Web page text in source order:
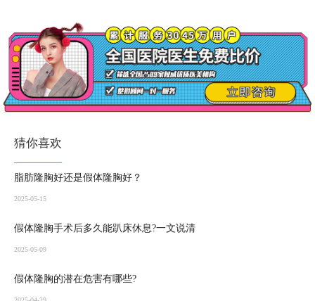
猜你喜欢
脂肪隆胸好还是假体隆胸好？
2025-05-15
假体隆胸手术后多久能趴床休息?一文说清
2025-05-09
假体隆胸的潜在危害有哪些?